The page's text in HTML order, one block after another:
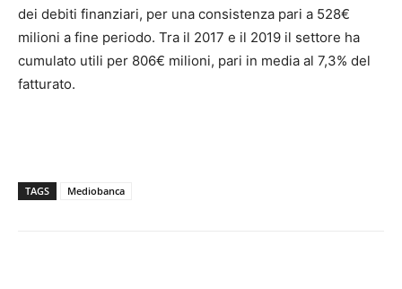
dei debiti finanziari, per una consistenza pari a 528€
milioni a fine periodo. Tra il 2017 e il 2019 il settore ha
cumulato utili per 806€ milioni, pari in media al 7,3% del
fatturato.
TAGS Mediobanca